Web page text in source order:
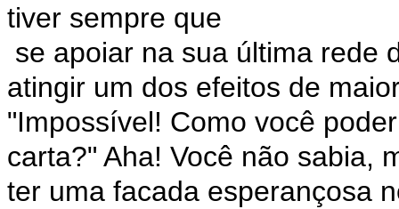
tiver sempre que
se apoiar na sua última rede
atingir um dos efeitos de
"Impossível! Como você
carta?" Aha! Você não sabia,
ter uma facada esperançosa